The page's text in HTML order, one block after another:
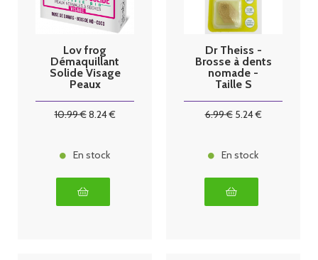
Lov frog
Démaquillant
Solide Visage
Peaux
50g
10.99€8.24€
En stock
Dr Theiss -
Brosse à dents
nomade -
Taille S
6.99€ 5.24€
En stock